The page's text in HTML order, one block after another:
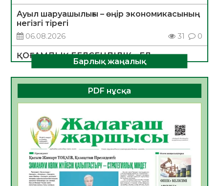
Ауыл шаруашылығы – өңір экономикасының
негізгі тірегі
06.08.2026
31 0
ҚОҒАМДЫҚ БЕЛСЕНДІЛІК – ЕЛ
ДАМУЫНЫҢ НЕГІЗІ
06.08.2026
30 0
ҚҰРЫЛТАЙ САЙЛАУЫ – БОЛАШАҚҚА
06.08.2026
Инфекциялық ауруларға қарсы иммундау
жұмыстарының тиімділігі
06.08.2026
33
Көкжөтел ауруы туралы
Барлық жаңалық
PDF нұсқа